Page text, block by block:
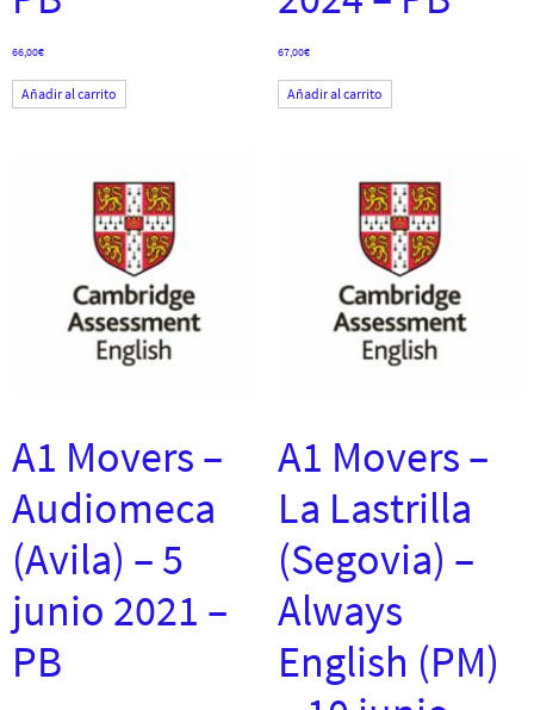
66,00€
Añadir al carrito
67,00€
Añadir al carrito
A1 Movers –
Audiomeca
(Avila) – 5
junio 2021 –
PB
A1 Movers –
La Lastrilla
(Segovia) –
Always
English (PM)